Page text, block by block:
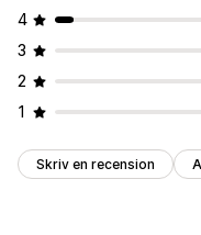
4
3
2
1
Skriv en recension